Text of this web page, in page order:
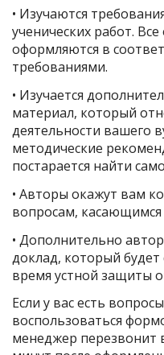
• Изучаются
ученических работ.
оформляются в
требованиями.
• Изучается
материал, который
деятельности вашего
методические
постарается найти
• Авторы окажут вам
вопросам,
• Дополнительно
доклад, который
время устной защиты
Если у вас есть
воспользоваться
менеджер перезвонит